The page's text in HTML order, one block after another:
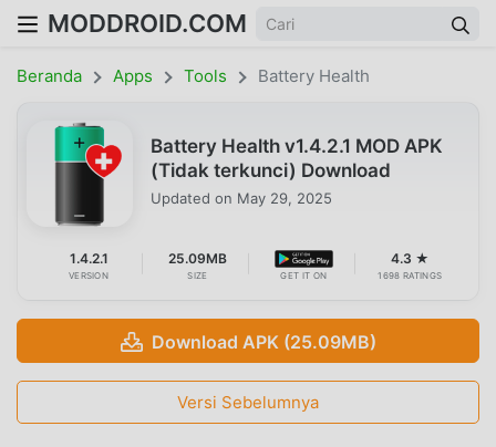
MODDROID.COM
Beranda Apps Tools Battery Health
Battery Health v1.4.2.1 MOD APK
(Tidak terkunci) Download
Updated on May 29, 2025
1.4.2.1
VERSION
25.09MB
SIZE GET IT ON
4.3 ★
1698 RATINGS
Download APK (25.09MB)
Versi Sebelumnya